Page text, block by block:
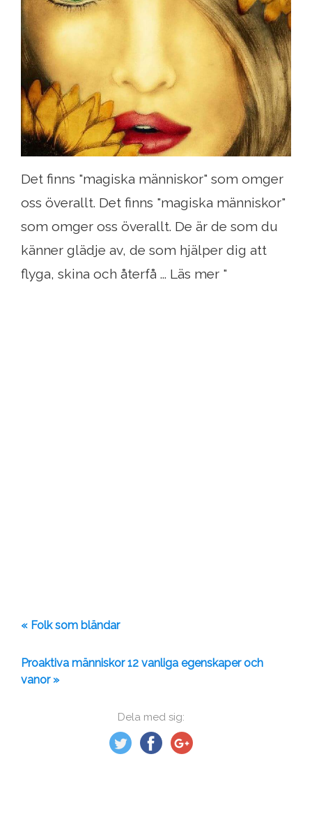
Dela med sig:
Det finns "magiska människor" som omger
oss överallt. Det finns "magiska människor"
som omger oss överallt. De är de som du
känner glädje av, de som hjälper dig att
flyga, skina och återfå ... Läs mer "
« Folk som bländar
Proaktiva människor 12 vanliga egenskaper och
vanor »